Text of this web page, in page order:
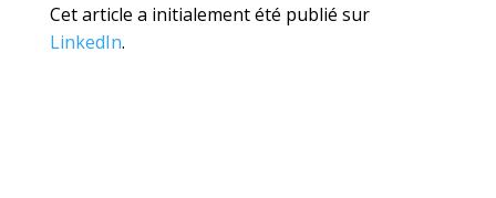
Cet article a initialement été publié sur
LinkedIn.